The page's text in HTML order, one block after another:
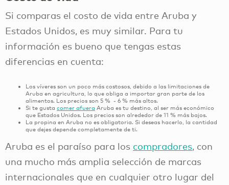
Si comparas el costo de vida entre Aruba y
Estados Unidos, es muy similar. Para tu
información es bueno que tengas estas
diferencias en cuenta:
Los víveres son un poco más costosos, debido a las limitaciones de
Aruba en agricultura, lo que obliga a importar gran parte de los
alimentos. Los precios son 5 % - 6 % más altos.
Si te gusta comer afuera Aruba es tu destino, al ser más económico
que Estados Unidos. Los precios son alrededor de 11 % más bajos.
La propina en Aruba no es obligatoria. Si deseas hacerlo, la cantidad
que dejes depende completamente de ti.
Aruba es el paraíso para los compradores, con
una mucho más amplia selección de marcas
internacionales que en cualquier otro lugar del